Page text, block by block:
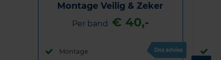
Montage Veilig & Zeker
Per band € 40,-
Montage